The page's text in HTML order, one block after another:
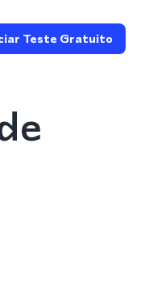
Teste Gratuito